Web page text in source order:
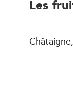
Les